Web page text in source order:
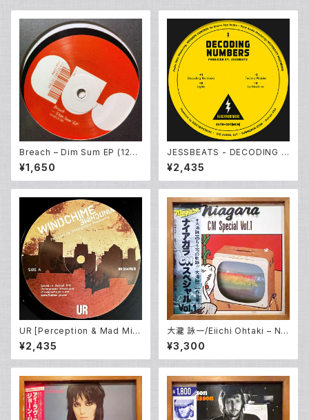
Breach – Dim Sum EP (12E
P)
¥1,650
JESSBEATS - DECODING N
UMBERS EP (12inch New)
¥2,435
UR [Perception & Mad Mik
e] – Windchime (12inch Ne
w)
¥2,435
大瀧 詠一/Eiichi Ohtaki – Nia
gara CM Special Vol. 1 (LP)
¥3,300